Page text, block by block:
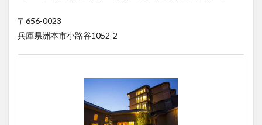
〒656-0023
兵庫県洲本市小路谷1052-2